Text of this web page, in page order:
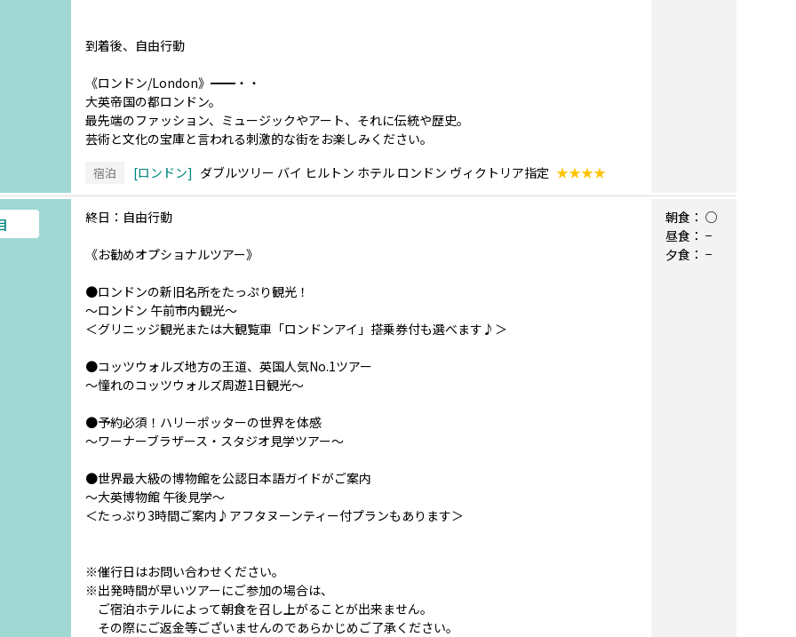
到着後、自由行動
《ロンドン/London》━━・・
大英帝国の都ロンドン。
最先端のファッション、ミュージックやアート、それに伝統や歴史。
芸術と文化の宝庫と言われる刺激的な街をお楽しみください。
宿泊 ロンドン ダブルツリー バイ ヒルトン ホテル ロンドン ヴィクトリア指定 ★★★★
終日：自由行動
《お勧めオプショナルツアー》
●ロンドンの新旧名所をたっぷり観光！
～ロンドン 午前市内観光～
＜グリニッジ観光または大観覧車「ロンドンアイ」搭乗券付も選べます♪＞
●コッツウォルズ地方の王道、英国人気No.1ツアー
～憧れのコッツウォルズ周遊1日観光～
●予約必須！ハリーポッターの世界を体感
～ワーナーブラザース・スタジオ見学ツアー～
●世界最大級の博物館を公認日本語ガイドがご案内
～大英博物館 午後見学～
＜たっぷり3時間ご案内♪アフタヌーンティー付プランもあります＞
※催行日はお問い合わせください。
※出発時間が早いツアーにご参加の場合は、
ご宿泊ホテルによって朝食を召し上がることが出来ません。
その際にご返金等ございませんのであらかじめご了承ください。
朝食： ○
昼食： −
夕食： −